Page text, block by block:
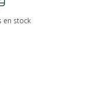
en stock